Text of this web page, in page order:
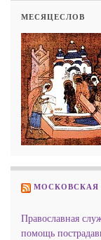
МЕСЯЦЕСЛОВ
МОСКОВСКАЯ
Православная
помощь